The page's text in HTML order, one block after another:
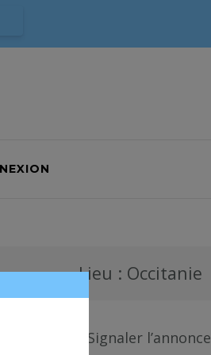
Lieu : Occitanie
Signaler l’annonce